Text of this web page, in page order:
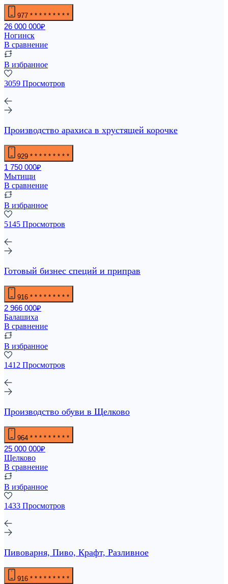
977 * * * * * * * * *
26 000 000₽
Ногинск
В сравнение
В избранное
3059 Просмотров
Производство арахиса в хрустящей корочке
929 * * * * * * * * *
1 750 000₽
Мытищи
В сравнение
В избранное
5145 Просмотров
Готовый бизнес специй и приправ
916 * * * * * * * * *
2 966 000₽
Балашиха
В сравнение
В избранное
1412 Просмотров
Производство обуви в Щелково
964 * * * * * * * * *
25 000 000₽
Щелково
В сравнение
В избранное
1433 Просмотров
Пивоварня, Пиво, Крафт, Разливное
916 * * * * * * * * *